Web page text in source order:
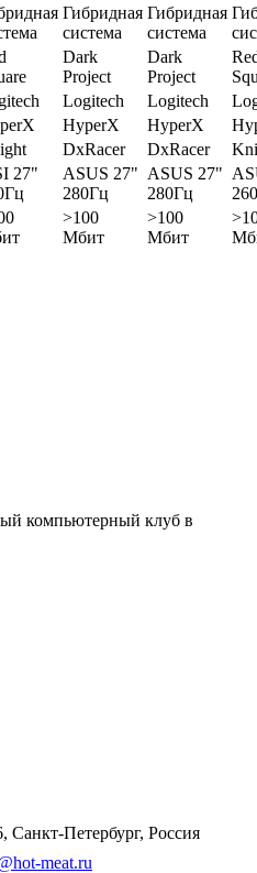
Гибридная
система
Гибридная
система
Dark
Project
Dark
Project
Logitech Logitech
HyperX HyperX
DxRacer DxRacer
27"
ASUS 27"
280Гц
ASUS 27"
280Гц
>100
Мбит
>100
Мбит
компьютерный клуб в
Санкт-Петербург, Россия
meat.ru